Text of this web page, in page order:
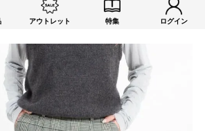
アウトレット 特集 ログイン